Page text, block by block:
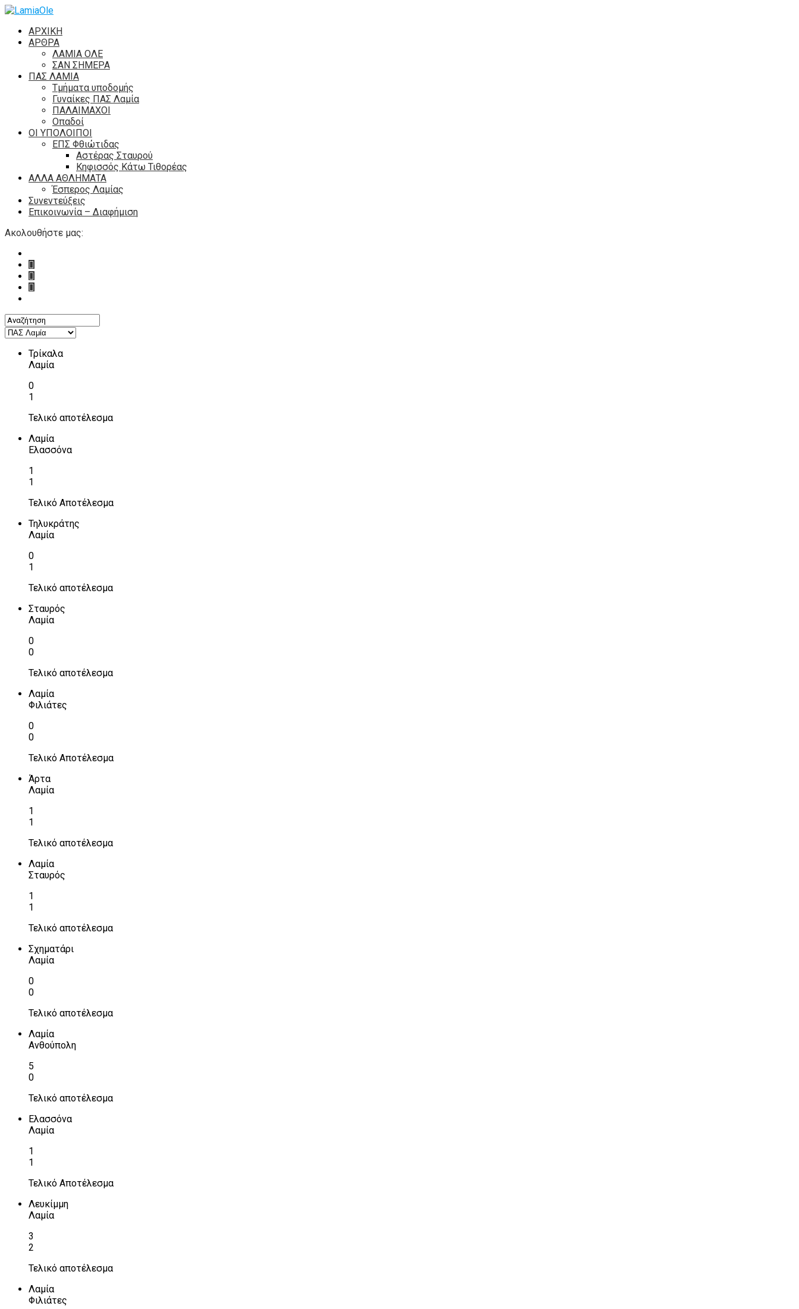
ΑΡΧΙΚΗ
ΑΡΘΡΑ
ΛΑΜΙΑ ΟΛΕ
ΣΑΝ ΣΗΜΕΡΑ
ΠΑΣ ΛΑΜΙΑ
Τμήματα υποδομής
Γυναίκες ΠΑΣ Λαμία
ΠΑΛΑΙΜΑΧΟΙ
Οπαδοί
ΟΙ ΥΠΟΛΟΙΠΟΙ
ΕΠΣ Φθιώτιδας
Αστέρας Σταυρού
Κηφισσός Κάτω Τιθορέας
ΑΛΛΑ ΑΘΛΗΜΑΤΑ
Έσπερος Λαμίας
Συνεντεύξεις
Επικοινωνία – Διαφήμιση
Ακολουθήστε μας:
Τρίκαλα
Λαμία
0
1
Τελικό αποτέλεσμα
Λαμία
Ελασσόνα
1
1
Τελικό Αποτέλεσμα
Τηλυκράτης
Λαμία
0
1
Τελικό αποτέλεσμα
Σταυρός
Λαμία
0
0
Τελικό αποτέλεσμα
Λαμία
Φιλιάτες
0
0
Τελικό Αποτέλεσμα
Άρτα
Λαμία
1
1
Τελικό αποτέλεσμα
Λαμία
Σταυρός
1
1
Τελικό αποτέλεσμα
Σχηματάρι
Λαμία
0
0
Τελικό αποτέλεσμα
Λαμία
Ανθούπολη
5
0
Τελικό αποτέλεσμα
Ελασσόνα
Λαμία
1
1
Τελικό Αποτέλεσμα
Λευκίμμη
Λαμία
3
2
Τελικό αποτέλεσμα
Λαμία
Φιλιάτες